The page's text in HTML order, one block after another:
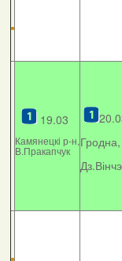
19.03
Камянецкі р-н,
В.Пракапчук
Гродна,